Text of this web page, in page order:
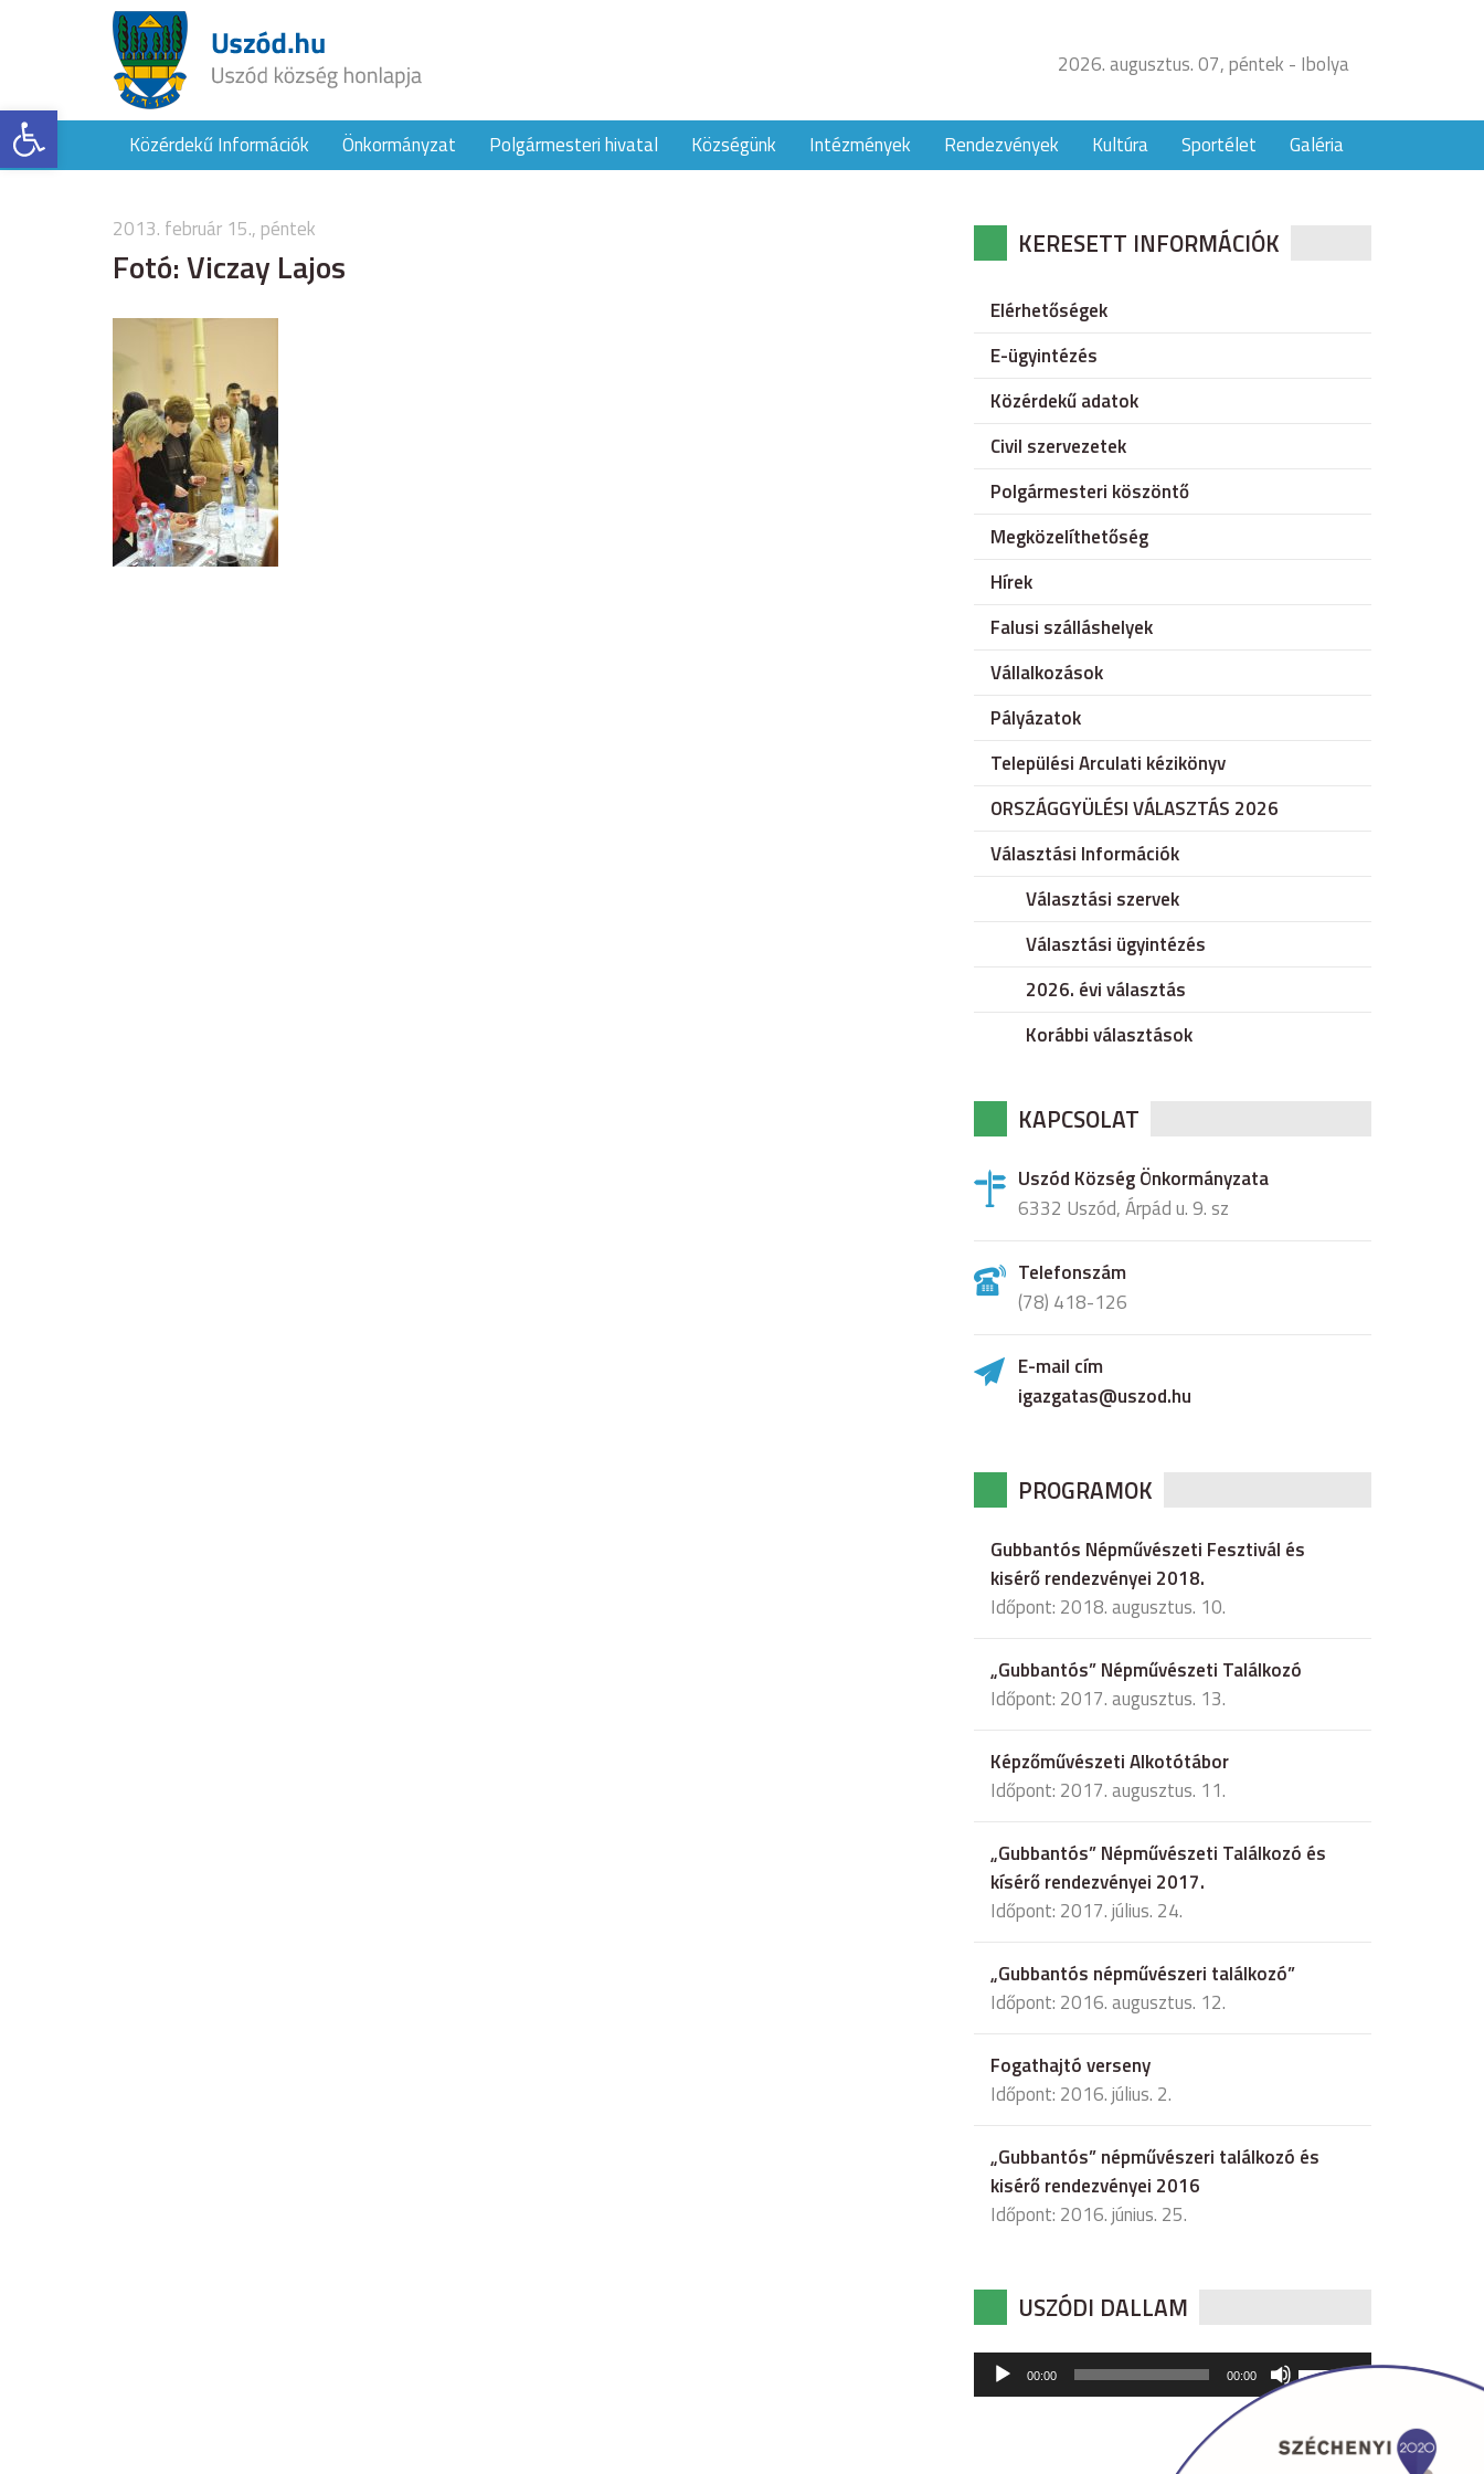
Eszköztár megnyitása
2026. augusztus. 07, péntek - Ibolya
Közérdekű Információk Önkormányzat Polgármesteri hivatal Községünk Intézmények Rendezvények Kultúra Sportélet Galéria
2013. február 15., péntek
Fotó: Viczay Lajos KERESETT INFORMÁCIÓK
Elérhetőségek
E-ügyintézés
Közérdekű adatok
Civil szervezetek
Polgármesteri köszöntő
Megközelíthetőség
Hírek
Falusi szálláshelyek
Vállalkozások
Pályázatok
Települési Arculati kézikönyv
ORSZÁGGYÜLÉSI VÁLASZTÁS 2026
Választási Információk
Választási szervek
Választási ügyintézés
2026. évi választás
Korábbi választások
KAPCSOLAT
Uszód Község Önkormányzata
6332 Uszód, Árpád u. 9. sz
Telefonszám
(78) 418-126
E-mail cím
igazgatas@uszod.hu
PROGRAMOK
Gubbantós Népművészeti Fesztivál és
kisérő rendezvényei 2018.
Időpont: 2018. augusztus. 10.
„Gubbantós” Népművészeti Találkozó
Időpont: 2017. augusztus. 13.
Képzőművészeti Alkotótábor
Időpont: 2017. augusztus. 11.
„Gubbantós” Népművészeti Találkozó és
kísérő rendezvényei 2017.
Időpont: 2017. július. 24.
„Gubbantós népművészeri találkozó”
Időpont: 2016. augusztus. 12.
Fogathajtó verseny
Időpont: 2016. július. 2.
„Gubbantós” népművészeri találkozó és
kisérő rendezvényei 2016
Időpont: 2016. június. 25.
USZÓDI DALLAM
Audió
lejátszó
00:00 00:00
hangerő
csökkentéséhez